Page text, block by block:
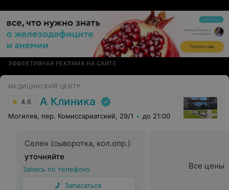
везде зеленый свет таким клиникам и врачам.
ЭФФЕКТИВНАЯ РЕКЛАМА НА САЙТЕ
МЕДИЦИНСКИЙ ЦЕНТР
4.6 А Клиника
Могилев, пер. Комиссариатский, 29/1 до 21:00
Селен (сыворотка, кол.опр.)
уточняйте
Запись по телефону
Записаться
Все цены